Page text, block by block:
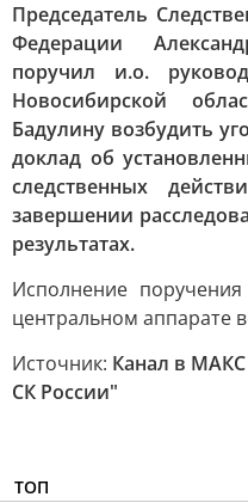
Председатель
Федерации
поручил и.о.
Новосибирской
Бадулину возбудить
доклад об
следственных
завершении
результатах.
Исполнение
центральном аппарате
Источник: Канал в
СК России"
ТОП